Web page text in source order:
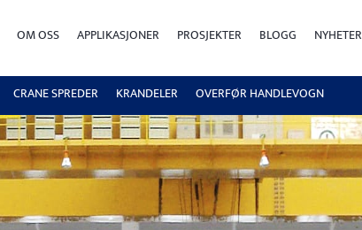
OM OSS APPLIKASJONER PROSJEKTER BLOGG NYHETER
CRANE SPREDER KRANDELER OVERFØR HANDLEVOGN